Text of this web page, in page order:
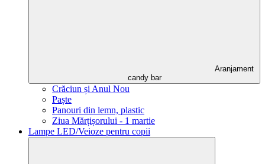
Aranjament
candy bar
Crăciun și Anul Nou
Paște
Panouri din lemn, plastic
Ziua Mărțișorului - 1 martie
Lampe LED/Veioze pentru copii